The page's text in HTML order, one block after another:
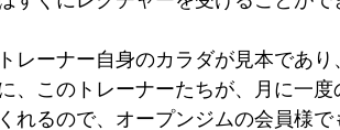
レーナー自身のカラダが見本であ
、このトレーナーたちが、月に一
れるので、オープンジムの会員様